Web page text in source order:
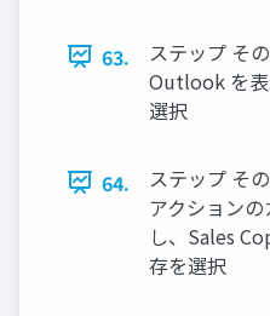
63.
ステップ そ
Outlook を表
選択
64.
ステップ そ
アクション
し、Sales
存を選択